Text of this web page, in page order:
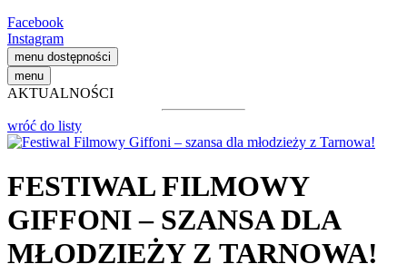
Facebook
Instagram
menu dostępności
menu
AKTUALNOŚCI
wróć do listy
FESTIWAL FILMOWY
GIFFONI – SZANSA DLA
MŁODZIEŻY Z TARNOWA!